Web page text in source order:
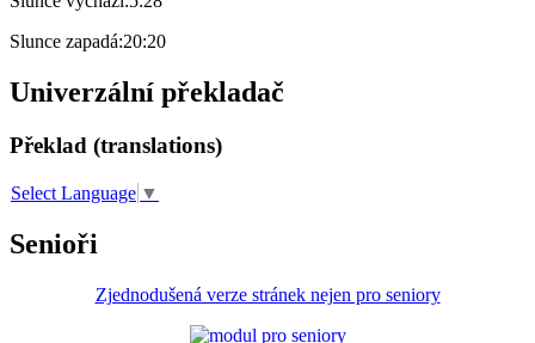
Slunce zapadá:20:20
Univerzální překladač
Překlad (translations)
Select Language ▼
Senioři
Zjednodušená verze stránek nejen pro seniory